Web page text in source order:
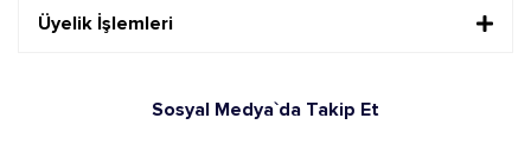
Üyelik İşlemleri
Sosyal Medya`da Takip Et